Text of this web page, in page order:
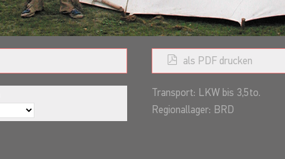
als PDF drucken
Transport: LKW bis 3,5to.
Regionallager: BRD